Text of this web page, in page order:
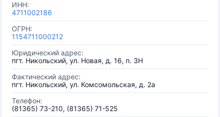
ИНН:
4711002186
ОГРН:
1154711000212
Юридический адрес:
пгт. Никольский, ул. Новая, д. 16, п. 3Н
Фактический адрес:
пгт. Никольский, ул. Комсомольская, д. 2а
Телефон:
(81365) 73-210, (81365) 71-525